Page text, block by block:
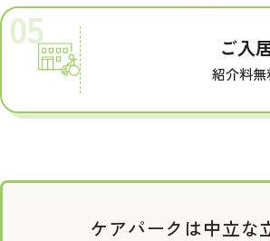
05 ご入
紹介料無
ケアパークは中立な